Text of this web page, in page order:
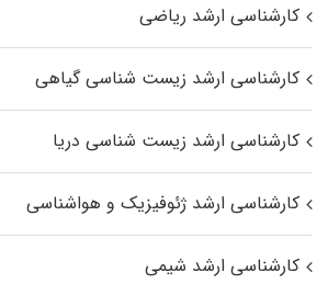
کارشناسی ارشد ریاضی
کارشناسی ارشد زیست‌ شناسی گیاهی
کارشناسی ارشد زیست‌ شناسی دریا
کارشناسی ارشد ژئوفیزیک و هواشناسی
کارشناسی ارشد شیمی